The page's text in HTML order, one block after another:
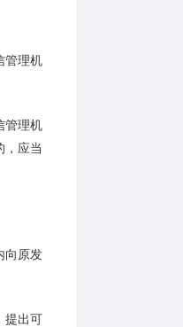
管理机
管理机
，应当
向原发
提出可